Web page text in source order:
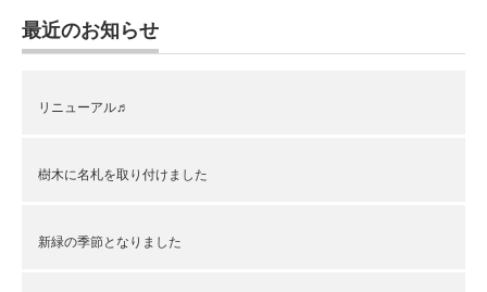
最近のお知らせ
リニューアル♬
樹木に名札を取り付けました
新緑の季節となりました